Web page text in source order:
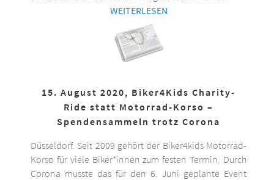
WEITERLESEN
15. August 2020, Biker4Kids Charity-
Ride statt Motorrad-Korso –
Spendensammeln trotz Corona
Düsseldorf. Seit 2009 gehört der Biker4kids Motorrad-
Korso für viele Biker*innen zum festen Termin. Durch
Corona musste das für den 6. Juni geplante Event